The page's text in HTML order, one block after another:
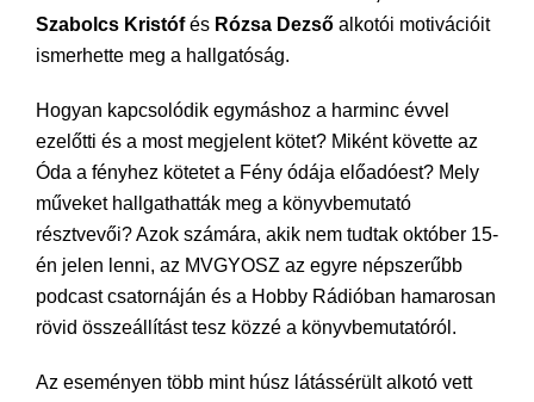
Szabolcs Kristófés Rózsa Dezső alkotói motivációit
ismerhette meg a hallgatóság.
Hogyan kapcsolódik egymáshoz a harminc évvel
ezelőtti és a most megjelent kötet? Miként követte az
Óda a fényhez kötetet a Fény ódája előadóest? Mely
műveket hallgathatták meg a könyvbemutató
résztvevői? Azok számára, akik nem tudtak október 15-
én jelen lenni, az MVGYOSZ az egyre népszerűbb
podcast csatornáján és a Hobby Rádióban hamarosan
rövid összeállítást tesz közzé a könyvbemutatóról.
Az eseményen több mint húsz látássérült alkotó vett